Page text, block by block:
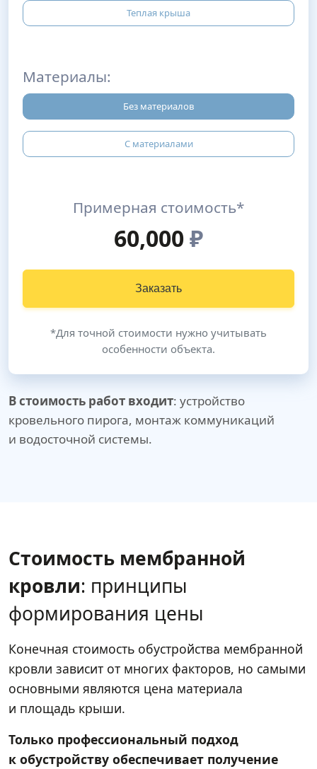
Теплая крыша
Материалы:
Без материалов
С материалами
Примерная стоимость*
60,000₽
Заказать
*Для точной стоимости нужно учитывать
особенности объекта.
В стоимость работ входит: устройство
кровельного пирога, монтаж коммуникаций
и водосточной системы.
Стоимость мембранной
кровли: принципы
формирования цены
Конечная стоимость обустройства мембранной
кровли зависит от многих факторов, но самыми
основными являются цена материала
и площадь крыши.
Только профессиональный подход
к обустройству обеспечивает получение